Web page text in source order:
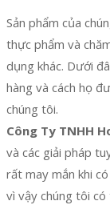
Sản phẩm của
thực phẩm và
dụng khác. Dưới
hàng và cách họ
chúng tôi.
Công Ty TNHH
và các giải pháp
rất may mắn khi
vì vậy chúng tôi